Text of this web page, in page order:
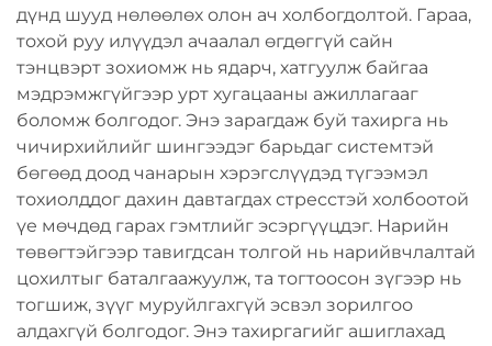
дүнд шууд нөлөөлөх олон ач холбогдолтой. Гараа,
тохой руу илүүдэл ачаалал өгдөггүй сайн
тэнцвэрт зохиомж нь ядарч, хатгуулж байгаа
мэдрэмжгүйгээр урт хугацааны ажиллагааг
боломж болгодог. Энэ зарагдаж буй тахирга нь
чичирхийлийг шингээдэг барьдаг системтэй
бөгөөд доод чанарын хэрэгслүүдэд түгээмэл
тохиолддог дахин давтагдах стресстэй холбоотой
үе мөчдөд гарах гэмтлийг эсэргүүцдэг. Нарийн
төвөгтэйгээр тавигдсан толгой нь нарийвчлалтай
цохилтыг баталгаажуулж, та тогтоосон зүгээр нь
тогшиж, зүүг муруйлгахгүй эсвэл зорилгоо
алдахгүй болгодог. Энэ тахиргагийг ашиглахад